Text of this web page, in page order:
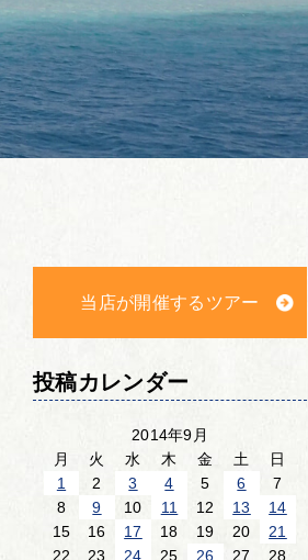
当店が開催するツアー
投稿カレンダー
2014年9月
月
火 水 木 金 土
日
1
2 3 4 5 6
7
8
9 10 11 12 13
14
15
16 17 18 19 20
21
22
23 24 25 26 27
28